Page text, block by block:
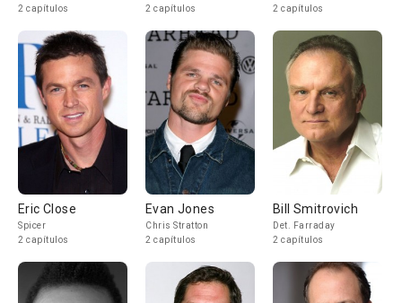
2 capítulos
2 capítulos
2 capítulos
Eric Close
Spicer
2 capítulos
Evan Jones
Chris Stratton
2 capítulos
Bill Smitrovich
Det. Farraday
2 capítulos